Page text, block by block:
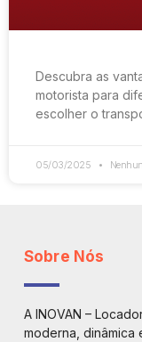
Descubra as
motorista para
escolher o
05/03/2025
Sobre Nós
A INOVAN –
moderna, dinâmica